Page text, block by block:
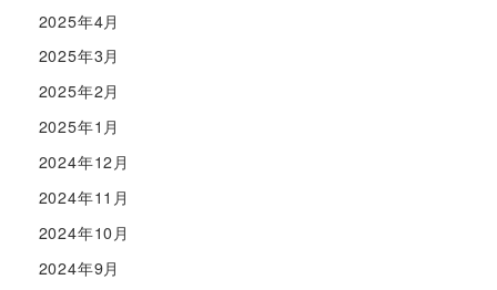
2025年4月
2025年3月
2025年2月
2025年1月
2024年12月
2024年11月
2024年10月
2024年9月